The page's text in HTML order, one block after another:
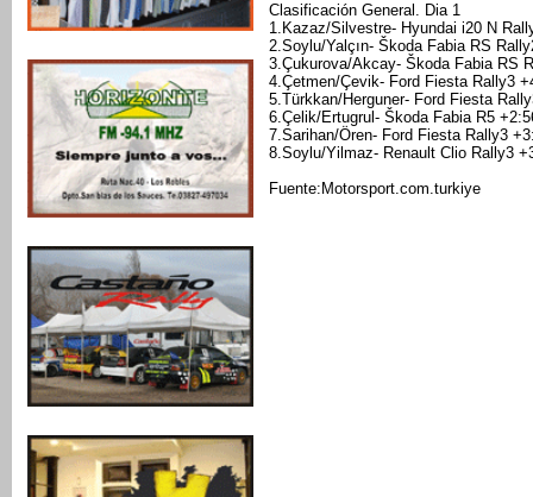
Clasificación General. Dia 1
1.Kazaz/Silvestre- Hyundai i20 N
2.Soylu/Yalçın- Škoda Fabia RS
3.Çukurova/Akcay- Škoda Fabia RS
4.Çetmen/Çevik- Ford Fiesta Rally3
5.Türkkan/Herguner- Ford Fiesta
6.Çelik/Ertugrul- Škoda Fabia R5
7.Sarihan/Ören- Ford Fiesta Rally3
8.Soylu/Yilmaz- Renault Clio Rally3
Fuente:Motorsport.com.turkiye